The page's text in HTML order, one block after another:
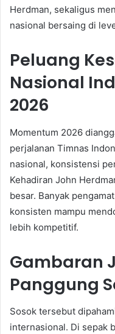
Herdman, sekaligus
nasional bersaing di
Peluang
Nasional
2026
Momentum 2026
perjalanan Timnas
nasional, konsistensi
Kehadiran John
besar. Banyak
konsisten mampu
lebih kompetitif.
Gambaran
Panggung
Sosok tersebut
internasional. Di sepak